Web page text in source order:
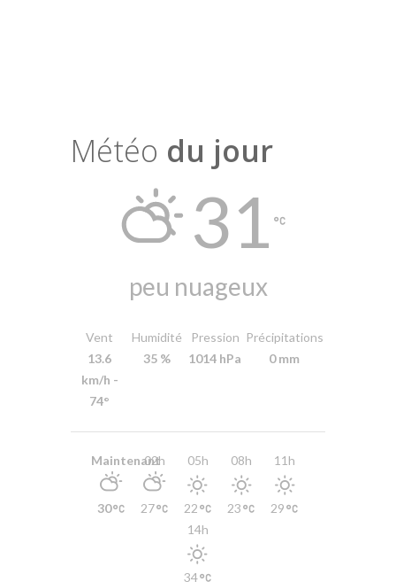
Météo du jour
31
peu nuageux
Vent
13.6
km/h -
74°
Humidité
35 %
Pression
1014 hPa
Précipitations
0 mm
Maintenant
30
02h
27
05h
22
08h
23
11h
29
14h
34